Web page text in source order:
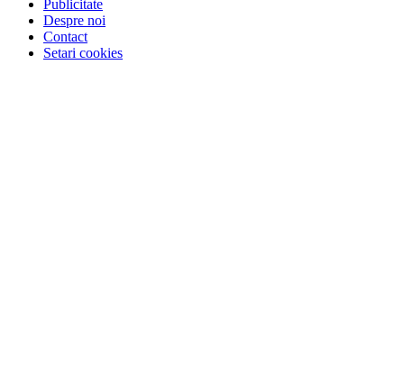
Publicitate
Despre noi
Contact
Setari cookies